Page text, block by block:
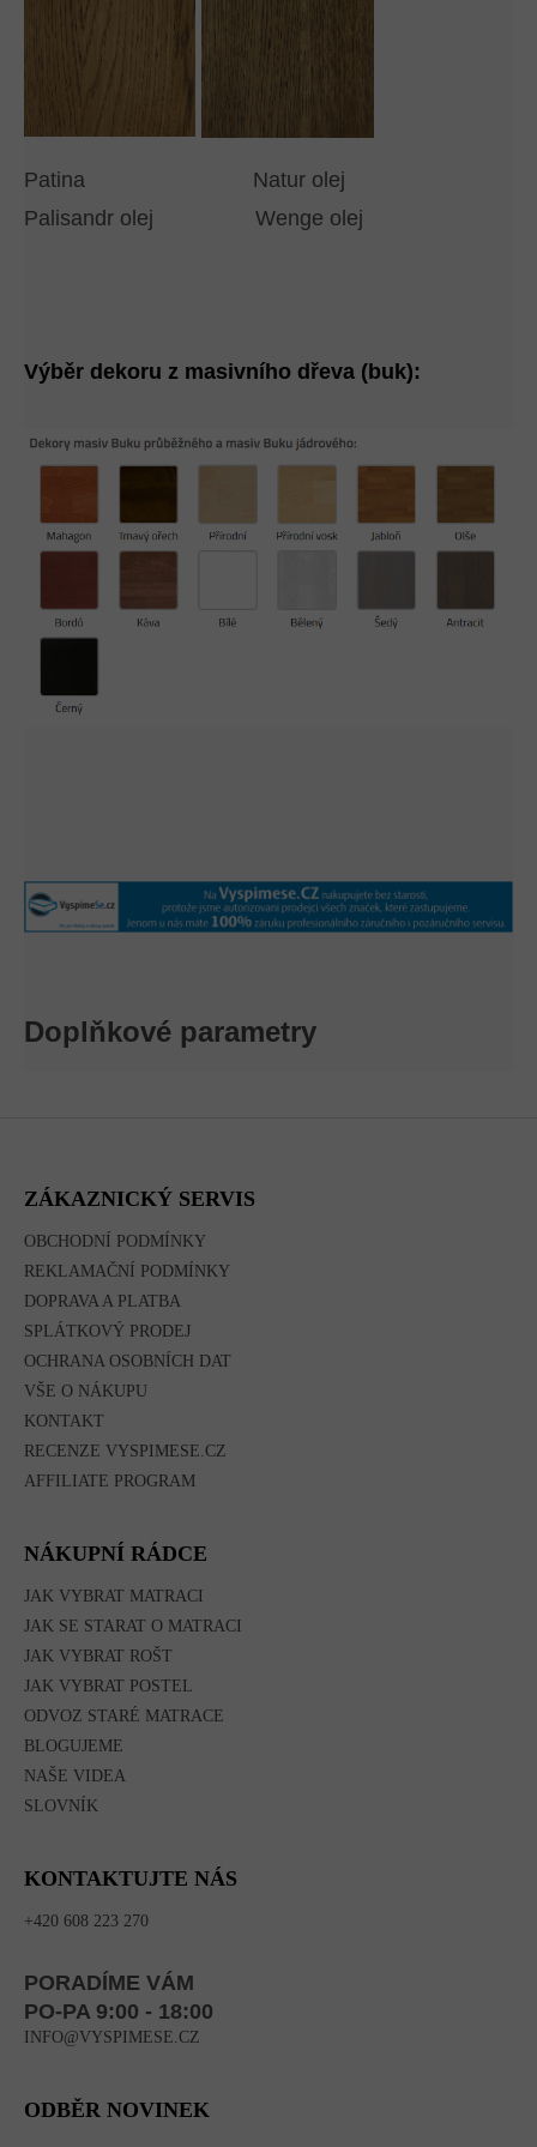
Patina Natur olej
Palisandr olej Wenge olej
Výběr dekoru z masivního dřeva (buk):
Doplňkové parametry
ZÁKAZNICKÝ SERVIS
OBCHODNÍ PODMÍNKY
REKLAMAČNÍ PODMÍNKY
DOPRAVA A PLATBA
SPLÁTKOVÝ PRODEJ
OCHRANA OSOBNÍCH DAT
VŠE O NÁKUPU
KONTAKT
RECENZE VYSPIMESE.CZ
AFFILIATE PROGRAM
NÁKUPNÍ RÁDCE
JAK VYBRAT MATRACI
JAK SE STARAT O MATRACI
JAK VYBRAT ROŠT
JAK VYBRAT POSTEL
ODVOZ STARÉ MATRACE
BLOGUJEME
NAŠE VIDEA
SLOVNÍK
KONTAKTUJTE NÁS
+420 608 223 270
PORADÍME VÁM
PO-PA 9:00 - 18:00
INFO@VYSPIMESE.CZ
ODBĚR NOVINEK